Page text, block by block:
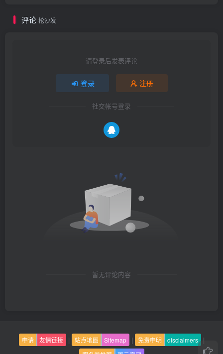
评论 抢沙发
请登录后发表评论
登录 注册
社交帐号登录
暂无评论内容
申请 友情链接 | 站点地图 Sitemap | 免责申明 disclaimers |